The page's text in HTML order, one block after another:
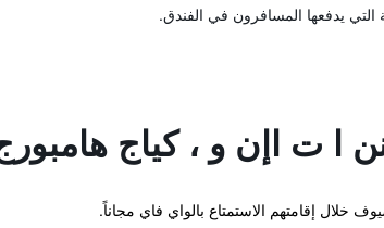
يدفعها المسافرون في الفندق.
ا ت اإن و ، كياج